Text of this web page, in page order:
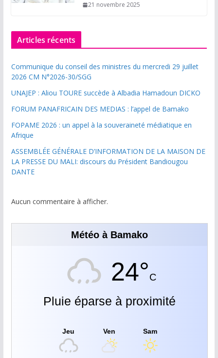
21 novembre 2025
Articles récents
Communique du conseil des ministres du mercredi 29 juillet
2026 CM N°2026-30/SGG
UNAJEP : Aliou TOURE succède à Albadia Hamadoun DICKO
FORUM PANAFRICAIN DES MEDIAS : l’appel de Bamako
FOPAME 2026 : un appel à la souveraineté médiatique en
Afrique
ASSEMBLÉE GÉNÉRALE D’INFORMATION DE LA MAISON DE
LA PRESSE DU MALI: discours du Président Bandiougou
DANTE
Aucun commentaire à afficher.
Météo à Bamako
24°C
Pluie éparse à proximité
Jeu Ven Sam